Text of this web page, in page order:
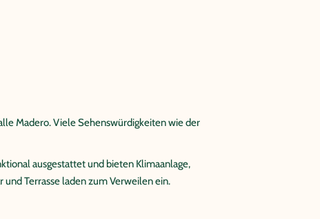
Madero. Viele Sehenswürdigkeiten wie der
ausgestattet und bieten Klimaanlage,
Terrasse laden zum Verweilen ein.